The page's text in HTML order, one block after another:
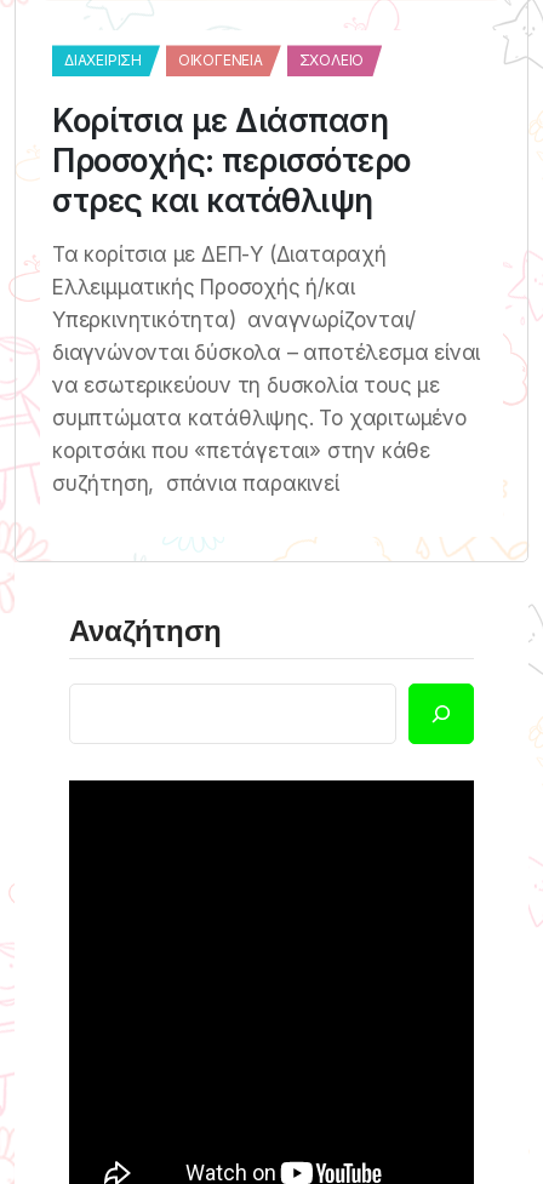
ΔΙΑΧΕΊΡΙΣΗ ΟΙΚΟΓΈΝΕΙΑ ΣΧΟΛΕΊΟ
Κορίτσια με Διάσπαση
Προσοχής: περισσότερο
στρες και κατάθλιψη
Τα κορίτσια με ΔΕΠ-Υ (Διαταραχή
Ελλειμματικής Προσοχής ή/και
Υπερκινητικότητα) αναγνωρίζονται/
διαγνώνονται δύσκολα – αποτέλεσμα είναι
να εσωτερικεύουν τη δυσκολία τους με
συμπτώματα κατάθλιψης. Το χαριτωμένο
κοριτσάκι που «πετάγεται» στην κάθε
συζήτηση, σπάνια παρακινεί
Αναζήτηση